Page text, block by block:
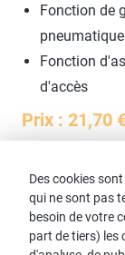
Fonction de
Fonction
d'accès
Prix : 21,70
Des cookies
qui ne sont pas
besoin de votre
part de tiers) les